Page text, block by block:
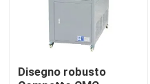
Prodotti
Disegno robusto